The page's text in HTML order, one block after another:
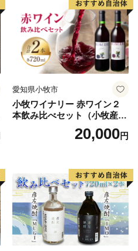
愛知県小牧市
小牧ワイナリー 赤ワイン２
本飲み比べセット（小牧産ぶ
どう100％使用）20,000円